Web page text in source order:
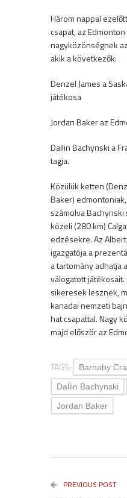
Három nappal
csapat, az
nagyközönségnek
akik a következők:
Denzel James a
játékosa
Jordan Baker az
Dallin Bachynski a
tagja.
Közülük ketten
Baker)
számolva
közeli (280 km)
edzésekre. Az
igazgatója a
a tartomány adhatja
válogatott
sikeresek lesznek,
kanadai nemzeti
hat csapattal. Nagy
majd először az
TAGS:
Barnaby
Dallin Bachynski
Jordan Baker
PREVIOUS POST